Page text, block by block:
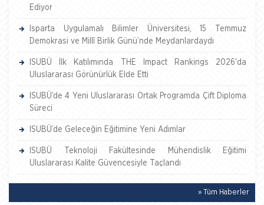
Ediyor
Isparta Uygulamalı Bilimler Üniversitesi, 15 Temmuz
Demokrasi ve Millî Birlik Günü’nde Meydanlardaydı
ISUBÜ İlk Katılımında THE Impact Rankings 2026'da
Uluslararası Görünürlük Elde Etti
ISUBÜ’de 4 Yeni Uluslararası Ortak Programda Çift Diploma
Süreci
ISUBÜ’de Geleceğin Eğitimine Yeni Adımlar
ISUBÜ Teknoloji Fakültesinde Mühendislik Eğitimi
Uluslararası Kalite Güvencesiyle Taçlandı
» Tüm Haberler